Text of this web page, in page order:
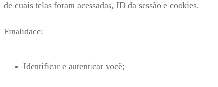
de quais telas foram acessadas, ID da sessão e cookies.
Finalidade:
Identificar e autenticar você;